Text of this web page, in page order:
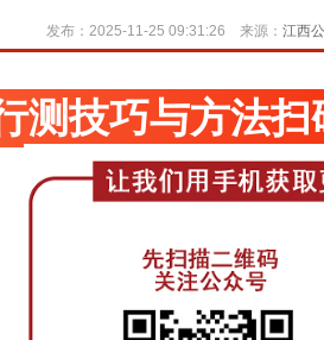
发布：2025-11-25 09:31:26 来源： 江西
测技巧与方法扫